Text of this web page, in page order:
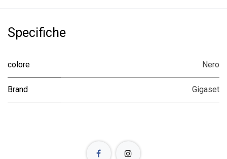
Specifiche
colore Nero
Brand Gigaset